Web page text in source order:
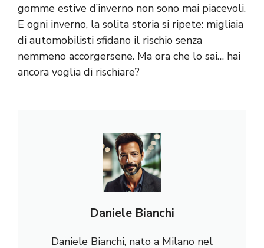
gomme estive d’inverno non sono mai piacevoli.
E ogni inverno, la solita storia si ripete: migliaia
di automobilisti sfidano il rischio senza
nemmeno accorgersene. Ma ora che lo sai… hai
ancora voglia di rischiare?
Daniele Bianchi
Daniele Bianchi, nato a Milano nel